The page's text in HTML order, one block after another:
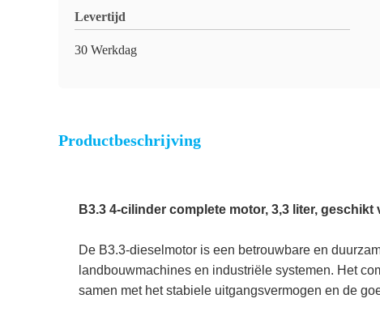
Levertijd
30 Werkdag
Productbeschrijving
B3.3 4-cilinder complete motor, 3,3 liter,
De B3.3-dieselmotor is een betrouwbare en
landbouwmachines en industriële systemen. Het
samen met het stabiele uitgangsvermogen en de